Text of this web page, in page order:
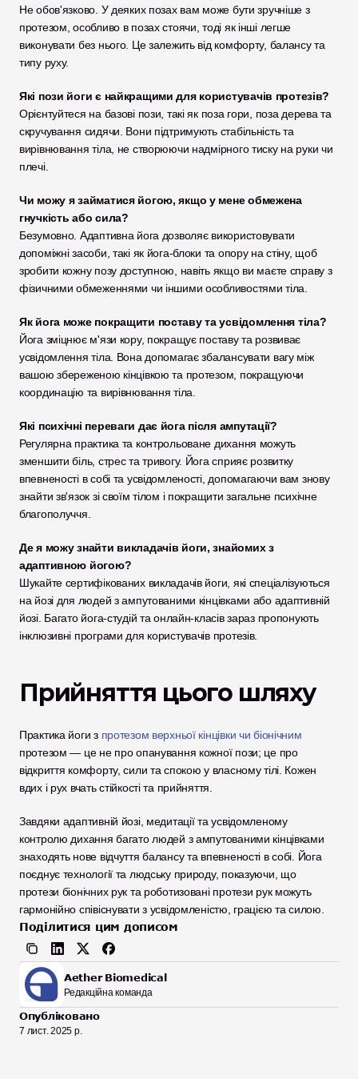
Не обов'язково. У деяких позах вам може бути зручніше з
протезом, особливо в позах стоячи, тоді як інші легше
виконувати без нього. Це залежить від комфорту, балансу та
типу руху.
Які пози йоги є найкращими для користувачів протезів?
Орієнтуйтеся на базові пози, такі як поза гори, поза дерева та
скручування сидячи. Вони підтримують стабільність та
вирівнювання тіла, не створюючи надмірного тиску на руки чи
плечі.
Чи можу я займатися йогою, якщо у мене обмежена
гнучкість або сила?
Безумовно. Адаптивна йога дозволяє використовувати
допоміжні засоби, такі як йога-блоки та опору на стіну, щоб
зробити кожну позу доступною, навіть якщо ви маєте справу з
фізичними обмеженнями чи іншими особливостями тіла.
Як йога може покращити поставу та усвідомлення тіла?
Йога зміцнює м'язи кору, покращує поставу та розвиває
усвідомлення тіла. Вона допомагає збалансувати вагу між
вашою збереженою кінцівкою та протезом, покращуючи
координацію та вирівнювання тіла.
Які психічні переваги дає йога після ампутації?
Регулярна практика та контрольоване дихання можуть
зменшити біль, стрес та тривогу. Йога сприяє розвитку
впевненості в собі та усвідомленості, допомагаючи вам знову
знайти зв'язок зі своїм тілом і покращити загальне психічне
благополуччя.
Де я можу знайти викладачів йоги, знайомих з
адаптивною йогою?
Шукайте сертифікованих викладачів йоги, які спеціалізуються
на йозі для людей з ампутованими кінцівками або адаптивній
йозі. Багато йога-студій та онлайн-класів зараз пропонують
інклюзивні програми для користувачів протезів.
Прийняття цього шляху
Практика йоги з протезом верхньої кінцівки чи біонічним
протезом — це не про опанування кожної пози; це про
відкриття комфорту, сили та спокою у власному тілі. Кожен
вдих і рух вчать стійкості та прийняття.
Завдяки адаптивній йозі, медитації та усвідомленому
контролю дихання багато людей з ампутованими кінцівками
знаходять нове відчуття балансу та впевненості в собі. Йога
поєднує технології та людську природу, показуючи, що
протези біонічних рук та роботизовані протези рук можуть
гармонійно співіснувати з усвідомленістю, грацією та силою.
Поділитися цим дописом
Aether Biomedical
Редакційна команда
Опубліковано
7 лист. 2025 р.